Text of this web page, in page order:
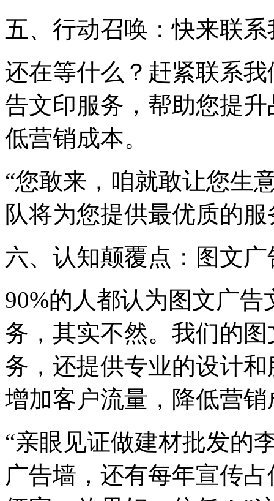
五、行动召唤：快来联
还在等什么？赶紧联系
告文印服务，帮助您提
低营销成本。
“您敢来，咱就敢让您生
队将为您提供最优质的
六、认知颠覆点：图文
90%的人都认为图文广
务，其实不然。我们的
务，还提供专业的设计
增加客户流量，降低营销
“亲眼见证做建材批发的
广告墙，还有每年宣传